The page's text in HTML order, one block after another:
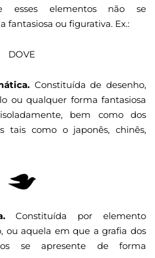
esses elementos não se
fantasiosa ou figurativa. Ex.:
DOVE
Constituída de desenho,
ou qualquer forma fantasiosa
bem como dos
tais como o japonês, chinês,
Constituída por elemento
ou aquela em que a grafia dos
se apresente de forma